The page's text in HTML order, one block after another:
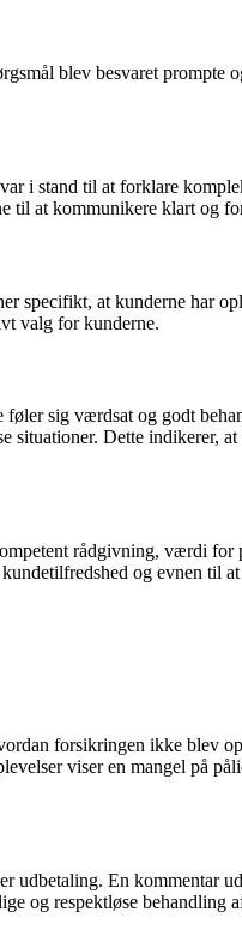
blev besvaret prompte
i stand til at forklare
til at kommunikere klart og
specifikt, at kunderne har
valg for kunderne.
sig værdsat og godt
situationer. Dette indikerer,
rådgivning, værdi for
og evnen til
forsikringen ikke blev
viser en mangel på
udbetaling. En kommentar
og respektløse behandling